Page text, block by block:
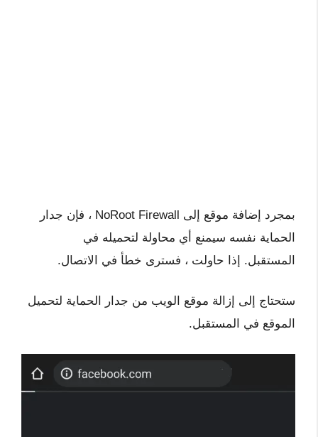
بمجرد إضافة موقع إلى NoRoot Firewall ، فإن جدار
الحماية نفسه سيمنع أي محاولة لتحميله في
المستقبل. إذا حاولت ، فسترى خطأ في الاتصال.
ستحتاج إلى إزالة موقع الويب من جدار الحماية لتحميل
الموقع في المستقبل.